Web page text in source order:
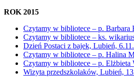
ROK 2015
Czytamy w bibliotece – p. Barbara
Czytamy w bibliotece – ks.
Dzień Postaci z bajek, Lubień,
Czytamy w bibliotece – p. Halina
Czytamy w bibliotece – p. Elżbieta
Wizyta przedszkolaków, Lubień,